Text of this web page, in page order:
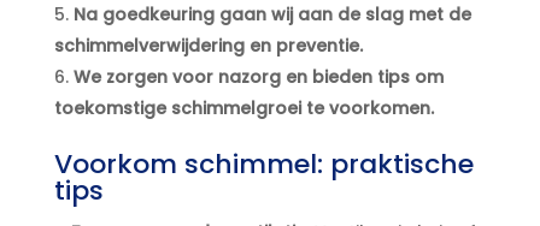
Na goedkeuring gaan wij aan de slag met de
schimmelverwijdering en preventie.​
We zorgen voor nazorg en bieden tips om
toekomstige schimmelgroei te voorkomen.​
Voorkom schimmel: praktische
tips